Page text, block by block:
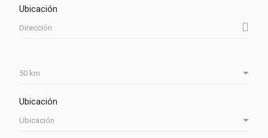
Ubicación
Ubicación